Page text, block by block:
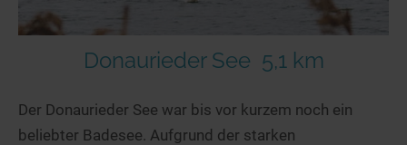
Niederlande
Schweden
alle Länder…
Donaurieder See 5,1 km
Der Donaurieder See war bis vor kurzem noch ein
beliebter Badesee. Aufgrund der starken